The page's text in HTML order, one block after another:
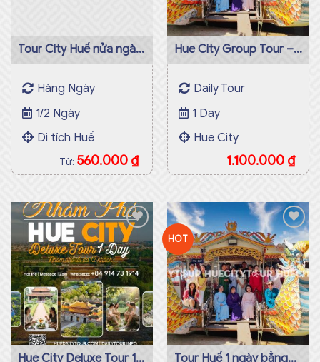
Từ:560.000₫
Hue City Group Tour –
Deluxe Small Group
1.100.000 ₫
Daily Tour
1 Day
Hue City
Add to
wishlist
Hue City Deluxe Tour 1
HOT
Add to
wishlist
Tour Huế 1 ngày bằng